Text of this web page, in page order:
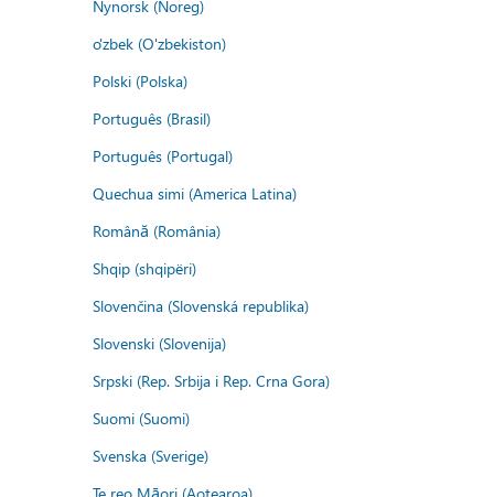
Nynorsk (Noreg)
o'zbek (O'zbekiston)
Polski (Polska)
Português (Brasil)
Português (Portugal)
Quechua simi (America Latina)
Română (România)
Shqip (shqipëri)
Slovenčina (Slovenská republika)
Slovenski (Slovenija)
Srpski (Rep. Srbija i Rep. Crna Gora)
Suomi (Suomi)
Svenska (Sverige)
Te reo Māori (Aotearoa)